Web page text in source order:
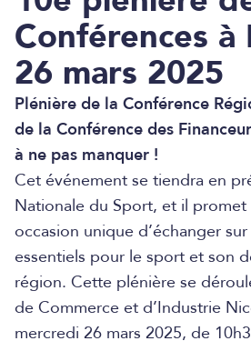
Conférences à
26 mars 2025
Plénière de la Conférence
de la Conférence des
à ne pas manquer !
Cet événement se tiendra en
Nationale du Sport, et il promet
occasion unique d’échanger
essentiels pour le sport et son
région. Cette plénière se
de Commerce et d’Industrie
mercredi 26 mars 2025, de